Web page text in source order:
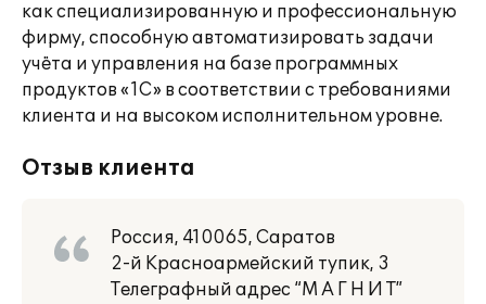
как специализированную и профессиональную
фирму, способную автоматизировать задачи
учёта и управления на базе программных
продуктов «1С» в соответствии с требованиями
клиента и на высоком исполнительном уровне.
Отзыв клиента
Россия, 410065, Саратов
2-й Красноармейский тупик, 3
Телеграфный адрес “М А Г Н И Т”